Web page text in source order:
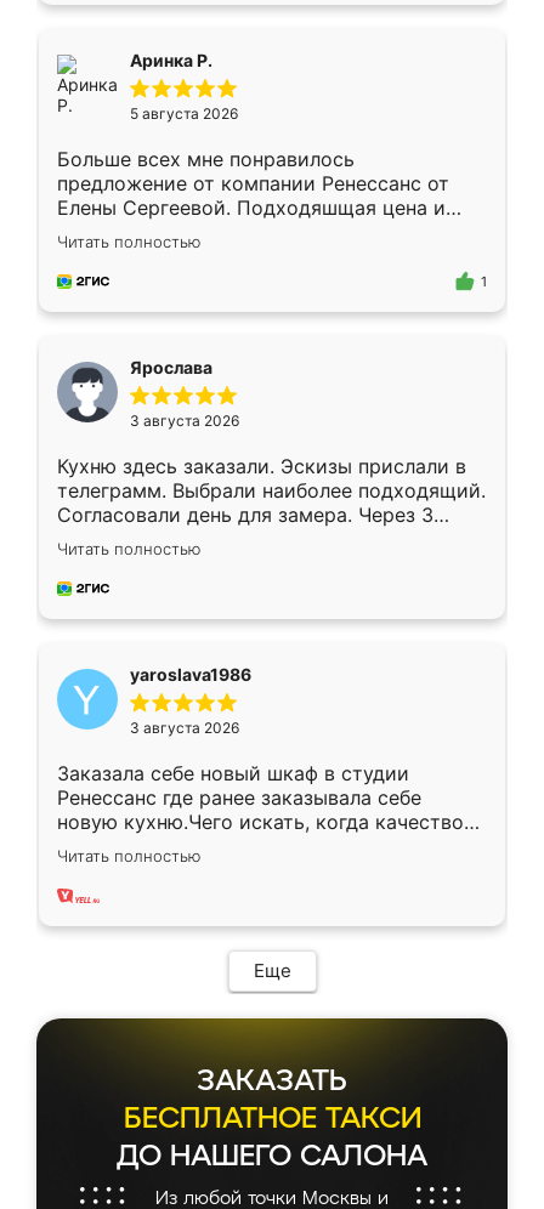
Аринка Р.
5 августа 2026
Больше всех мне понравилось
предложение от компании Ренессанс от
Елены Сергеевой. Подходяшщая цена и
короткие сроки изготовления. Приехавший
для замера сотрудник Владислав
предложил по моему эскизу самый
Читать полностью
1
Ярослава
3 августа 2026
Кухню здесь заказали. Эскизы прислали в
телеграмм. Выбрали наиболее подходящий.
Согласовали день для замера. Через 3
недели кухня была уже готова. Остались
довольны работой. Спасибо Ренессанс
мебель за качественную работу!
Читать полностью
yaroslava1986
3 августа 2026
Заказала себе новый шкаф в студии
Ренессанс где ранее заказывала себе
новую кухню.Чего искать, когда качеством
вполне довольна. Служит кухня уже почти
два года, нареканий нет.
Читать полностью
Еще
ЗАКАЗАТЬ
БЕСПЛАТНОЕ ТАКСИ
ДО НАШЕГО САЛОНА
Из любой точки Москвы и